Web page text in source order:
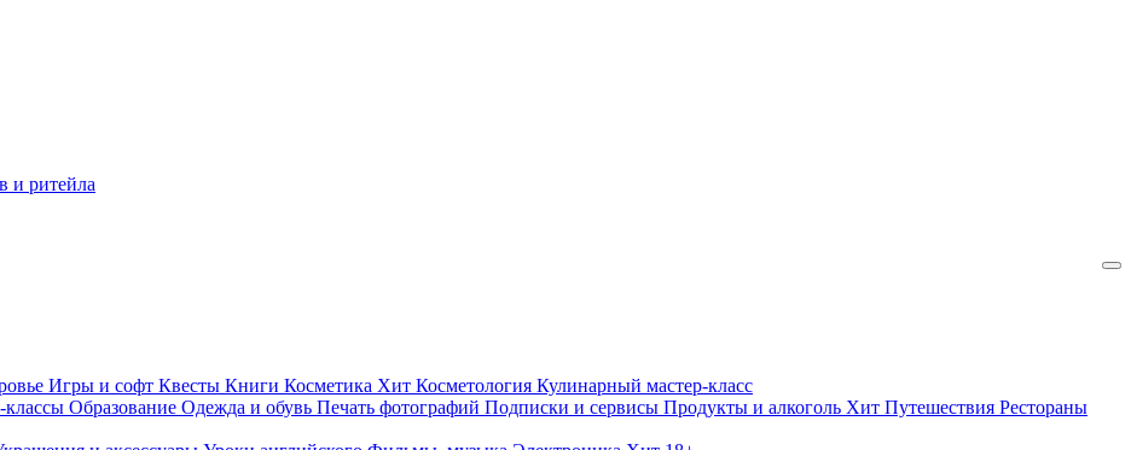
и ритейла
Игры и софт Квесты Книги Косметика Хит Косметология Кулинарный мастер-класс
классы Образование Одежда и обувь Печать фотографий Подписки и сервисы Продукты и алкоголь Хит Путешествия Рестораны